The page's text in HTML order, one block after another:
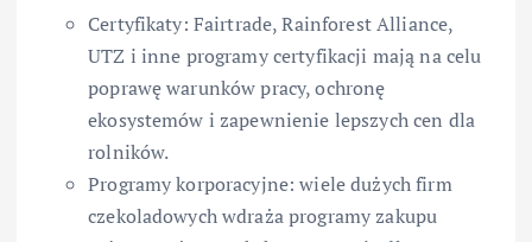
Certyfikaty: Fairtrade, Rainforest Alliance,
UTZ i inne programy certyfikacji mają na celu
poprawę warunków pracy, ochronę
ekosystemów i zapewnienie lepszych cen dla
rolników.
Programy korporacyjne: wiele dużych firm
czekoladowych wdraża programy zakupu